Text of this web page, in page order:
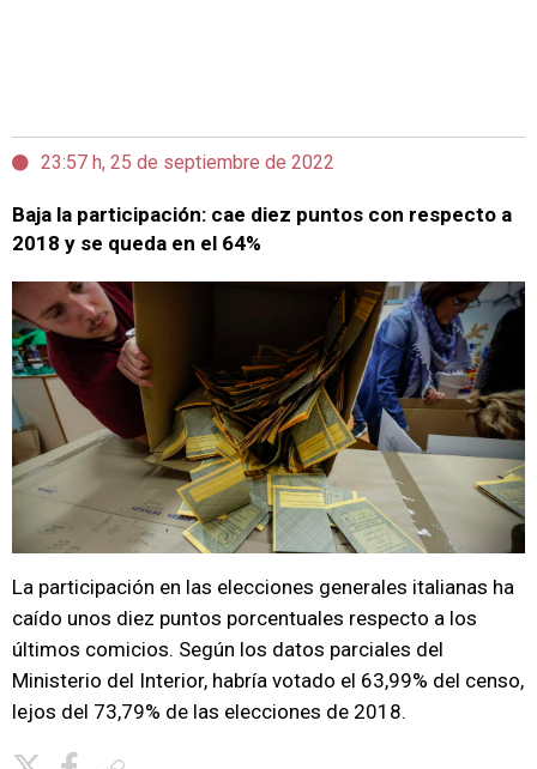
23:57 h, 25 de septiembre de 2022
Baja la participación: cae diez puntos con respecto a
2018 y se queda en el 64%
La participación en las elecciones generales italianas ha
caído unos diez puntos porcentuales respecto a los
últimos comicios. Según los datos parciales del
Ministerio del Interior, habría votado el 63,99% del censo,
lejos del 73,79% de las elecciones de 2018.